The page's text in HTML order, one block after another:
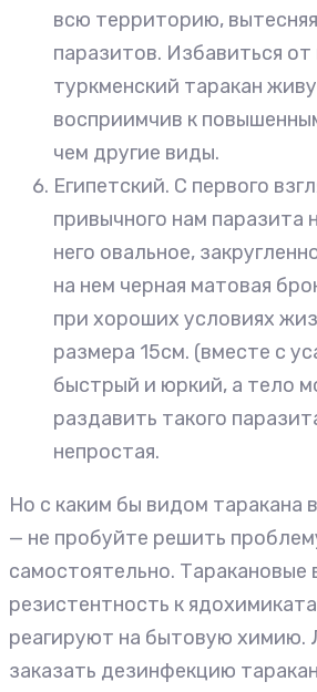
всю территорию,
паразитов. Избавиться от
туркменский таракан
восприимчив к
чем другие виды.
Египетский. С первого
привычного нам паразита
него овальное,
на нем черная матовая
при хороших условиях
размера 15см. (вместе с
быстрый и юркий, а тело
раздавить такого
непростая.
Но с каким бы видом таракана
— не пробуйте решить
самостоятельно.
резистентность к
реагируют на бытовую химию.
заказать дезинфекцию